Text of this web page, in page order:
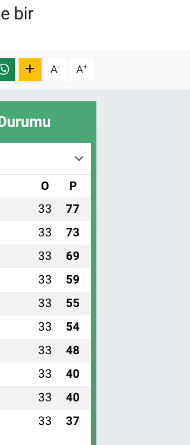
bir
A- A+
O P
33 77
33 73
33 69
33 59
33 55
33 54
33 48
33 40
33 40
33 37